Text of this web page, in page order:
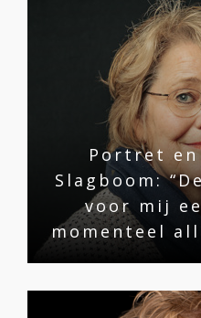
Portret en
Slagboom:
voor mij
momenteel